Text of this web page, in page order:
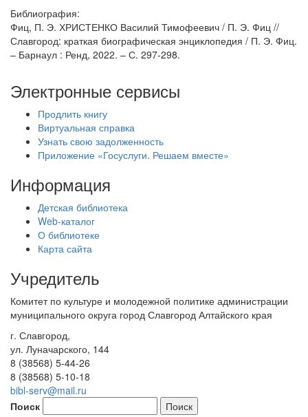
Библиография:
Фиц, П. Э. ХРИСТЕНКО Василий Тимофеевич / П. Э. Фиц //
Славгород: краткая биографическая энциклопедия / П. Э. Фиц.
– Барнаул : Ренд, 2022. – С. 297-298.
Электронные сервисы
Продлить книгу
Виртуальная справка
Узнать свою задолженность
Приложение «Госуслуги. Решаем вместе»
Информация
Детская библиотека
Web-каталог
О библиотеке
Карта сайта
Учредитель
Комитет по культуре и молодежной политике администрации
муниципального округа город Славгород Алтайского края
г. Славгород,
ул. Луначарского, 144
8 (38568) 5-44-26
8 (38568) 5-10-18
bibl-serv@mail.ru
Поиск